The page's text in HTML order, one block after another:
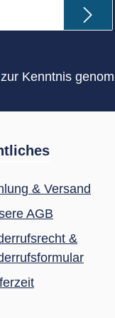
zur Kenntnis
& Versand
AGB
&